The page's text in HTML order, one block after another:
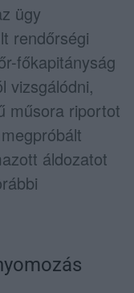
ügy
rendőrségi
főkapitányság
vizsgálódni,
műsora riportot
áldozatot